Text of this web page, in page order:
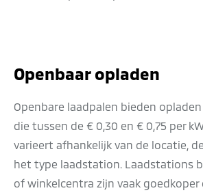
Openbaar opladen
Openbare laadpalen bieden
die tussen de € 0,30 en € 0,75 per
varieert afhankelijk van de locatie,
het type laadstation. Laadstations
of winkelcentra zijn vaak goedkoper